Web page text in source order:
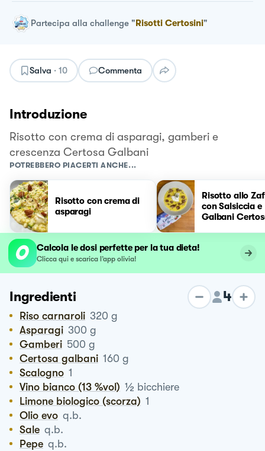
Partecipa alla challenge "Risotti Certosini"
Salva · 10 Commenta
Introduzione
Risotto con crema di asparagi, gamberi e
crescenza Certosa Galbani
POTREBBERO PIACERTI ANCHE...
Risotto con crema di
asparagi
Risotto allo
con Salsiccia e
Galbani
Calcola le dosi perfette per la tua dieta!
Clicca qui e scarica l’app olivia!
Ingredienti 4
Riso carnaroli 320 g
Asparagi 300 g
Gamberi 500 g
Certosa galbani 160 g
Scalogno 1
Vino bianco (13 %vol) ½ bicchiere
Limone biologico (scorza) 1
Olio evo q.b.
Sale q.b.
Pepe q.b.